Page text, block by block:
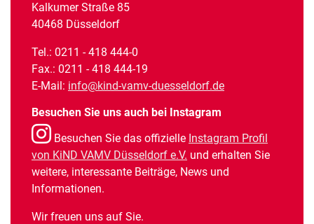
Kalkumer Straße 85
40468 Düsseldorf
Tel.: 0211 - 418 444-0
Fax.: 0211 - 418 444-19
E-Mail: info@kind-vamv-duesseldorf.de
Besuchen Sie uns auch bei Instagram
Besuchen Sie das offizielle Instagram Profil
von KiND VAMV Düsseldorf e.V. und erhalten Sie
weitere, interessante Beiträge, News und
Informationen.
Wir freuen uns auf Sie.